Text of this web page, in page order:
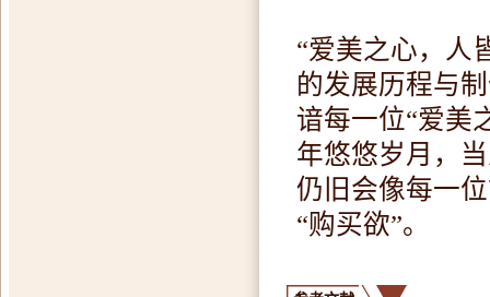
“爱美之心，人
的发展历程与
谙每一位“爱美
年悠悠岁月，
仍旧会像每一
“购买欲”。